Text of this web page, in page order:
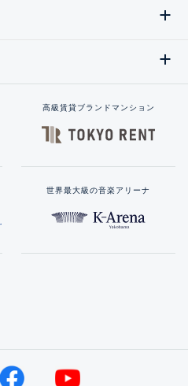
高級賃貸ブランドマンション
世界最大級の音楽アリーナ